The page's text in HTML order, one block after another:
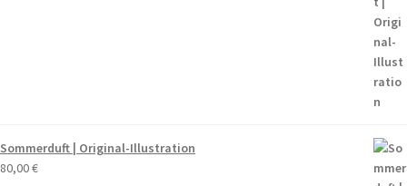
Sommerduft | Original-Illustration
80,00€